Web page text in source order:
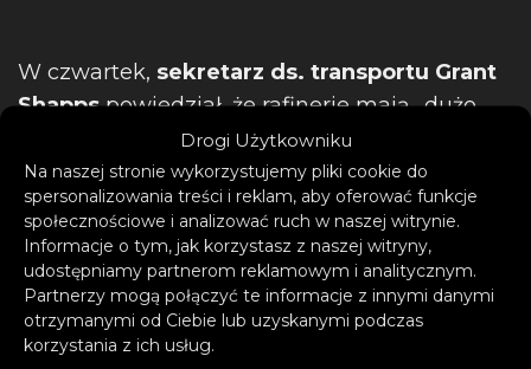
Drogi Użytkowniku
Na naszej stronie wykorzystujemy pliki cookie do
spersonalizowania treści i reklam, aby oferować funkcje
społecznościowe i analizować ruch w naszej witrynie.
Informacje o tym, jak korzystasz z naszej witryny,
udostępniamy partnerom reklamowym i analitycznym.
Partnerzy mogą połączyć te informacje z innymi danymi
otrzymanymi od Ciebie lub uzyskanymi podczas
korzystania z ich usług.
W czwartek, sekretarz ds. transportu Grant
Shappspowiedział, że rafinerie mają „dużo
benzyny”, a sytuacja związana jest jedynie z
brakiem około 100 000 kierowców
samochodów ciężarowych – luki w obsadzie
tych stanowiskpogłębiły pandemia i Brexit.
W wypowiedzi dla BBC zaznaczył, że rząd
może sprowadzić armię do prowadzenia